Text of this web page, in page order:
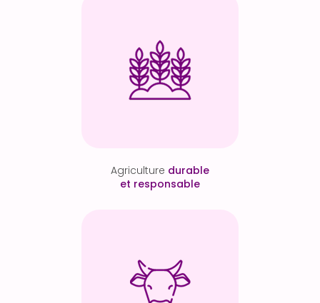
Agriculture durable
et responsable